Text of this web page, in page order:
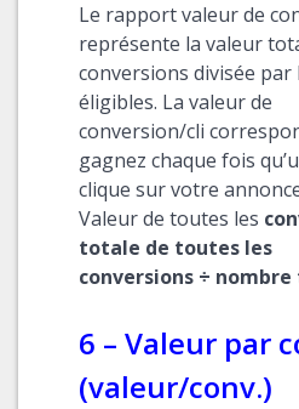
Le rapport valeur de
représente la valeur
conversions divisée par
éligibles. La valeur de
conversion/cli
gagnez chaque fois
clique sur votre
Valeur de toutes les
totale de toutes les
conversions ÷
6 – Valeur par
(valeur/conv.)